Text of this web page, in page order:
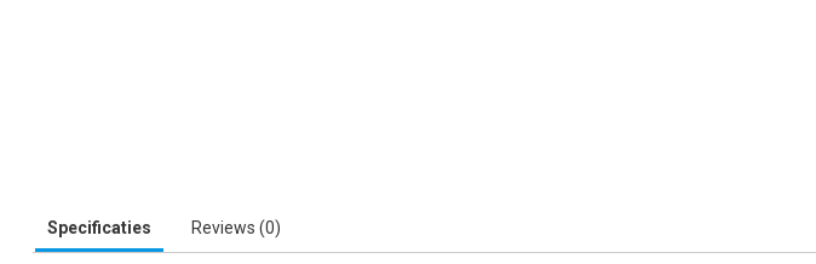
Specificaties Reviews (0)